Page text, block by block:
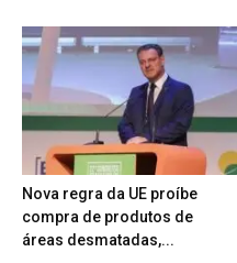
Nova regra da UE proíbe
compra de produtos de
áreas desmatadas,...